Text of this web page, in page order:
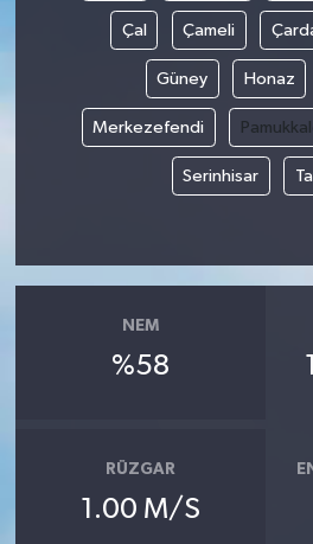
Çal Çameli
Güney Honaz
Merkezefendi
Serinhisar
NEM
%58
RÜZGAR
1.00 M/S